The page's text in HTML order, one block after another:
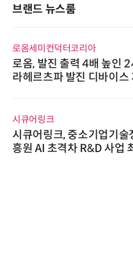
브랜드 뉴스룸
세미컨덕터코리아
, 발진 출력 4배 높인 2세대
르츠파 발진 디바이스 개발
어링크
어링크, 중소기업기술정보진
AI 초격차 R&D 사업 최종 선